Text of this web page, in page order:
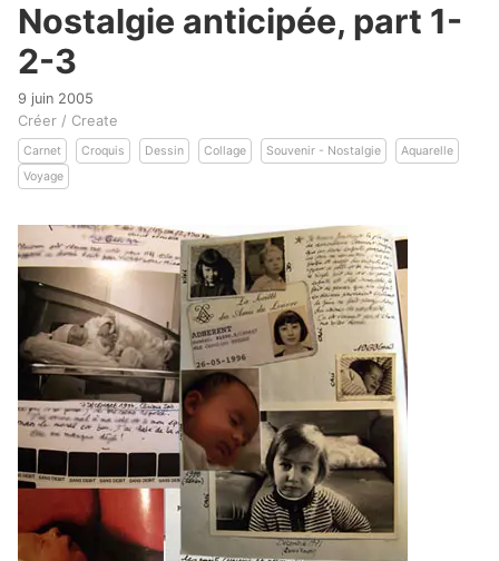
Nostalgie anticipée, part 1-
2-3
9 juin 2005
Créer / Create
Carnet Croquis Dessin Collage Souvenir - Nostalgie
Aquarelle
Voyage